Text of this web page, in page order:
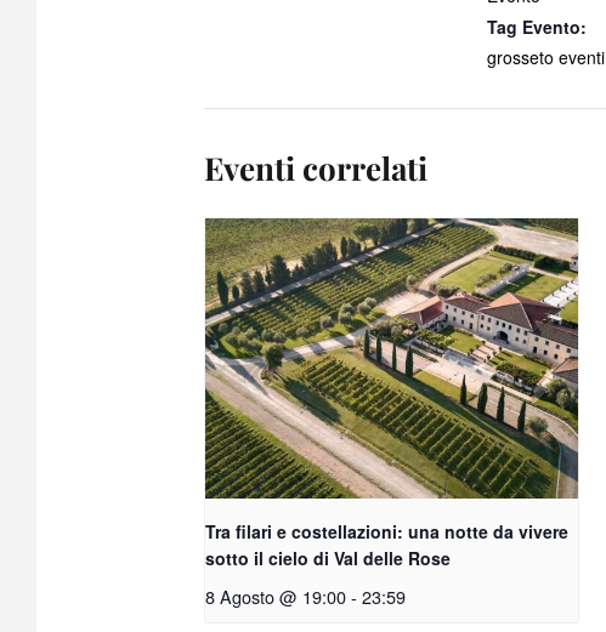
Tag Evento:
grosseto eventi
Eventi correlati
Tra filari e costellazioni: una notte da vivere
sotto il cielo di Val delle Rose
8 Agosto @ 19:00- 23:59